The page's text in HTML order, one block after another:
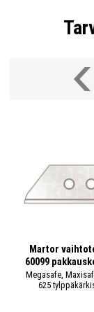
Martor
60099
Megasafe,
625